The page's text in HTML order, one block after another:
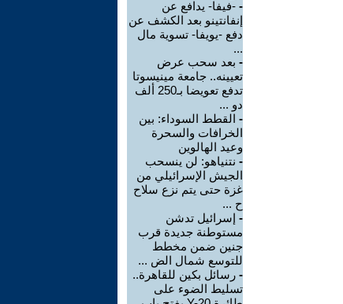
- -فيفا- يدافع عن
إنفانتينو بعد الكشف عن
دفع -يويفا- تسوية مال
...
- بعد سحب عرض
تعيينه.. جامعة مينيسوتا
تدفع تعويضا بـ250 ألف
دو ...
- القطط السوداء: بين
الخرافات والسحرة
وعيد الهالوين
- نتنياهو: لن ينسحب
الجيش الإسرائيلي من
غزة حتى يتم نزع سلاح
ح ...
- إسرائيل تدشن
مستوطنة جديدة قرب
جنين ضمن مخطط
للتوسع شمال الض ...
- رسائل بكين للقاهرة..
تسليط الضوء على